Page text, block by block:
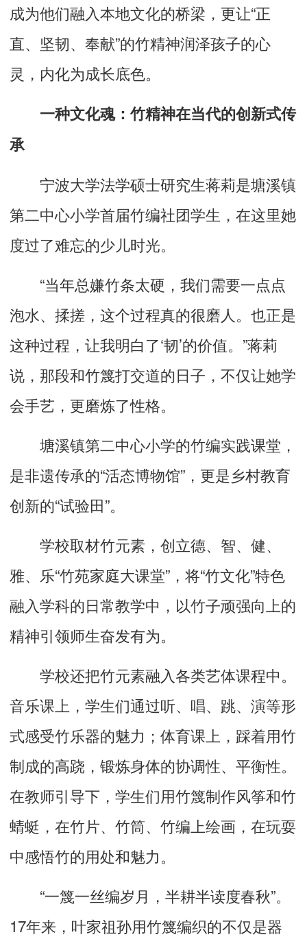
成为他们融入本地文化的桥梁，更让“正
直、坚韧、奉献”的竹精神润泽孩子的心
灵，内化为成长底色。
一种文化魂：竹精神在当代的创新式传
承
宁波大学法学硕士研究生蒋莉是塘溪镇
第二中心小学首届竹编社团学生，在这里她
度过了难忘的少儿时光。
“当年总嫌竹条太硬，我们需要一点点
泡水、揉搓，这个过程真的很磨人。也正是
这种过程，让我明白了‘韧’的价值。”蒋莉
说，那段和竹篾打交道的日子，不仅让她学
会手艺，更磨炼了性格。
塘溪镇第二中心小学的竹编实践课堂，
是非遗传承的“活态博物馆”，更是乡村教育
创新的“试验田”。
学校取材竹元素，创立德、智、健、
雅、乐“竹苑家庭大课堂”，将“竹文化”特色
融入学科的日常教学中，以竹子顽强向上的
精神引领师生奋发有为。
学校还把竹元素融入各类艺体课程中。
音乐课上，学生们通过听、唱、跳、演等形
式感受竹乐器的魅力；体育课上，踩着用竹
制成的高跷，锻炼身体的协调性、平衡性。
在教师引导下，学生们用竹篾制作风筝和竹
蜻蜓，在竹片、竹筒、竹编上绘画，在玩耍
中感悟竹的用处和魅力。
“一篾一丝编岁月，半耕半读度春秋”。
17年来，叶家祖孙用竹篾编织的不仅是器